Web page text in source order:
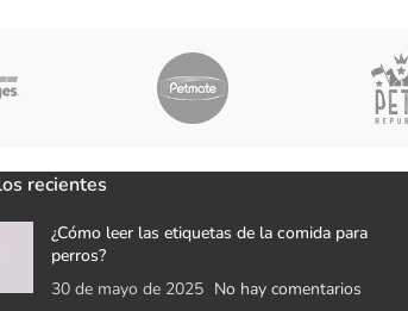
recientes
¿Cómo leer las etiquetas de la comida para
perros?
30 de mayo de 2025 No hay comentarios